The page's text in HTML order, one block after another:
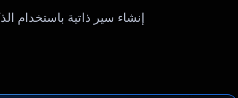
إنشاء سير ذاتية باستخدام